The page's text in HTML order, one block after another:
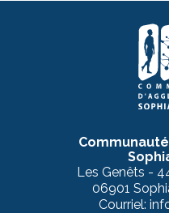
Les Genêts -
06901
Courriel: